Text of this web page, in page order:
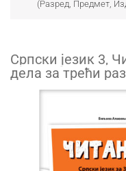
(Разред, Предмет,
Српски језик 3,
дела за трећи